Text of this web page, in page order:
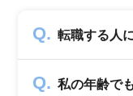
転職する人
しています
私の年齢で